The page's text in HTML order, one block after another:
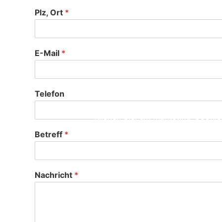
Plz, Ort *
E-Mail *
Telefon
Betreff *
Nachricht *